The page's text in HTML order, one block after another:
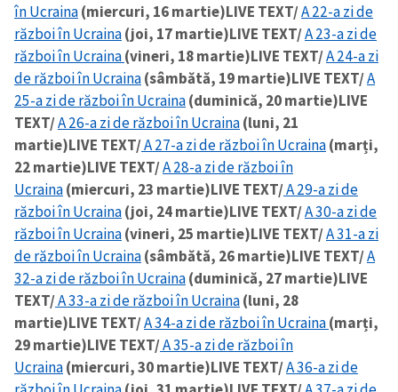
în Ucraina(miercuri, 16 martie)LIVE TEXT/A 22-a zi de
război în Ucraina(joi, 17 martie)LIVE TEXT/A 23-a zi de
război în Ucraina(vineri, 18 martie)LIVE TEXT/A 24-a zi
de război în Ucraina(sâmbătă, 19 martie)LIVE TEXT/A
25-a zi de război în Ucraina(duminică, 20 martie)LIVE
TEXT/A 26-a zi de război în Ucraina(luni, 21
martie)LIVE TEXT/A 27-a zi de război în Ucraina(marți,
22 martie)LIVE TEXT/A 28-a zi de război în
Ucraina(miercuri, 23 martie)LIVE TEXT/A 29-a zi de
război în Ucraina(joi, 24 martie)LIVE TEXT/A 30-a zi de
război în Ucraina(vineri, 25 martie)LIVE TEXT/A 31-a zi
de război în Ucraina(sâmbătă, 26 martie)LIVE TEXT/A
32-a zi de război în Ucraina(duminică, 27 martie)LIVE
TEXT/A 33-a zi de război în Ucraina(luni, 28
martie)LIVE TEXT/A 34-a zi de război în Ucraina(marți,
29 martie)LIVE TEXT/A 35-a zi de război în
Ucraina(miercuri, 30 martie)LIVE TEXT/A 36-a zi de